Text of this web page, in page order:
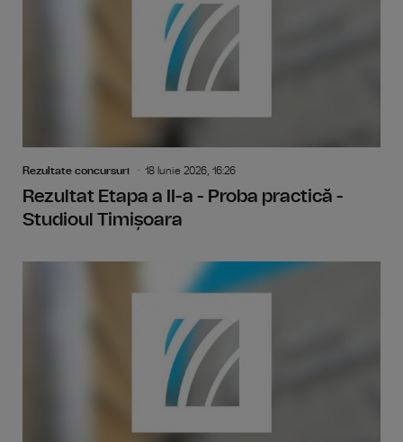
Rezultate concursuri 18 Iunie 2026, 16:26
Rezultat Etapa a II-a - Proba practică -
Studioul Timișoara